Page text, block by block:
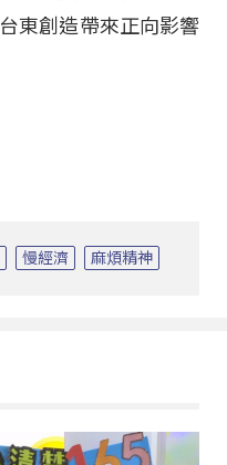
東創造帶來正向影響
慢經濟 麻煩精神